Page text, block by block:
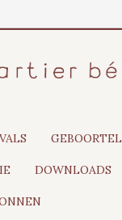
DOWNLOADS